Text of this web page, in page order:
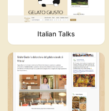
Italian Talks